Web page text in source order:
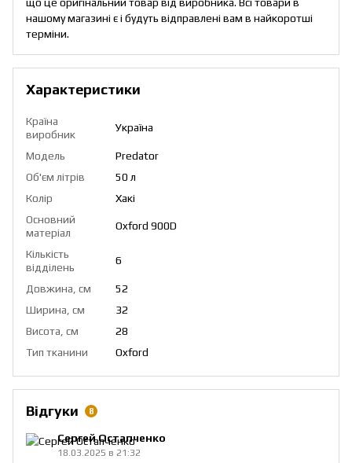
нашому магазині є і будуть відправлені вам в найкоротші
терміни.
Характеристики
Країна
виробник
Україна
Модель
Predator
Об'єм літрів
50 л
Колір
Хакі
Основний
матеріал
Oxford 900D
Кількість
відділень
6
Довжина, см
52
Ширина, см
32
Висота, см
28
Тип тканини
Oxford
Відгуки 8
Сергей Остапченко
18.03.2025 в 21:32